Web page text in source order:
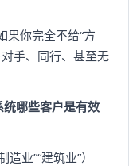
果你完全不给“方
手、同行、甚至无
统哪些客户是有效
业”“建筑业”）